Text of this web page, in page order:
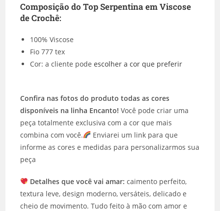
Composição do Top Serpentina em Viscose
de Crochê:
100% Viscose
Fio 777 tex
Cor: a cliente podeescolher a cor que preferir
Confira nas fotos do produto todas as cores
disponíveis na linha Encanto! Você pode criar uma
peça totalmente exclusiva com a cor que mais
combina com você.
Enviarei um link para que
informe as cores e medidas para personalizarmos sua
peça
Detalhes que você vai amar: caimento perfeito,
textura leve, design moderno, versáteis, delicado e
cheio de movimento. Tudo feito à mão com amor e